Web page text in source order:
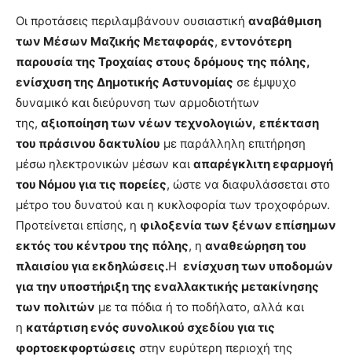
Οι προτάσεις περιλαμβάνουν ουσιαστική αναβάθμιση
των Μέσων Μαζικής Μεταφοράς, εντονότερη
παρουσία της Τροχαίας στους δρόμους της πόλης,
ενίσχυση της Δημοτικής Αστυνομίας σε έμψυχο
δυναμικό και διεύρυνση των αρμοδιοτήτων
της, αξιοποίηση των νέων τεχνολογιών, επέκταση
του πράσινου δακτυλίου με παράλληλη επιτήρηση
μέσω ηλεκτρονικών μέσων και απαρέγκλιτη εφαρμογή
του Νόμου για τις πορείες, ώστε να διαφυλάσσεται στο
μέτρο του δυνατού και η κυκλοφορία των τροχοφόρων.
Προτείνεται επίσης, η φιλοξενία των ξένων επίσημων
εκτός του κέντρου της πόλης, η αναθεώρηση του
πλαισίου για εκδηλώσεις.Η ενίσχυση των υποδομών
για την υποστήριξη της εναλλακτικής μετακίνησης
των πολιτών με τα πόδια ή το ποδήλατο, αλλά και
η κατάρτιση ενός συνολικού σχεδίου για τις
φορτοεκφορτώσεις στην ευρύτερη περιοχή της